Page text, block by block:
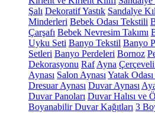
Şalı Dekoratif Yastık Sandalye
Minderleri Bebek Odası Tekstili
Çarşafı Bebek Nevresim Takımı
Uyku Seti Banyo Tekstil Banyo
Setleri Banyo Perdeleri Bornoz
Dekorasyonu Raf Ayna
Aynası Salon Aynası Yatak Odası
Dresuar Aynası Duvar Aynası
Duvar Panoları Duvar Halısı ve
Boyanabilir Duvar Kağıtları 3